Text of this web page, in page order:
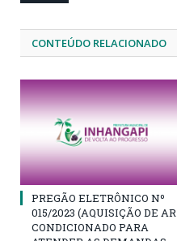
CONTEÚDO RELACIONADO
PREGÃO ELETRÔNICO Nº
015/2023 (AQUISIÇÃO DE AR
CONDICIONADO PARA